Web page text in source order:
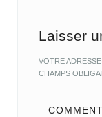
Laisser
VOTRE
CHAMPS